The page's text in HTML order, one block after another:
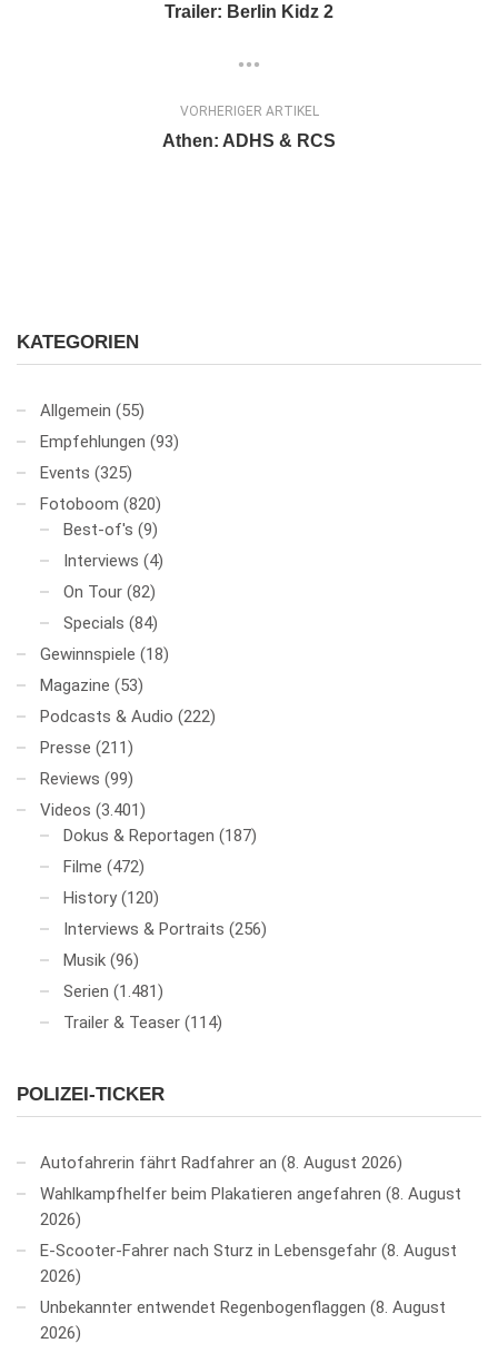
Trailer: Berlin Kidz 2
VORHERIGER ARTIKEL
Athen: ADHS & RCS
KATEGORIEN
Allgemein (55)
Empfehlungen (93)
Events (325)
Fotoboom (820)
Best-of's (9)
Interviews (4)
On Tour (82)
Specials (84)
Gewinnspiele (18)
Magazine (53)
Podcasts & Audio (222)
Presse (211)
Reviews (99)
Videos (3.401)
Dokus & Reportagen (187)
Filme (472)
History (120)
Interviews & Portraits (256)
Musik (96)
Serien (1.481)
Trailer & Teaser (114)
POLIZEI-TICKER
Autofahrerin fährt Radfahrer an 8. August 2026
Wahlkampfhelfer beim Plakatieren angefahren 8. August
2026
E-Scooter-Fahrer nach Sturz in Lebensgefahr 8. August
2026
Unbekannter entwendet Regenbogenflaggen 8. August
2026